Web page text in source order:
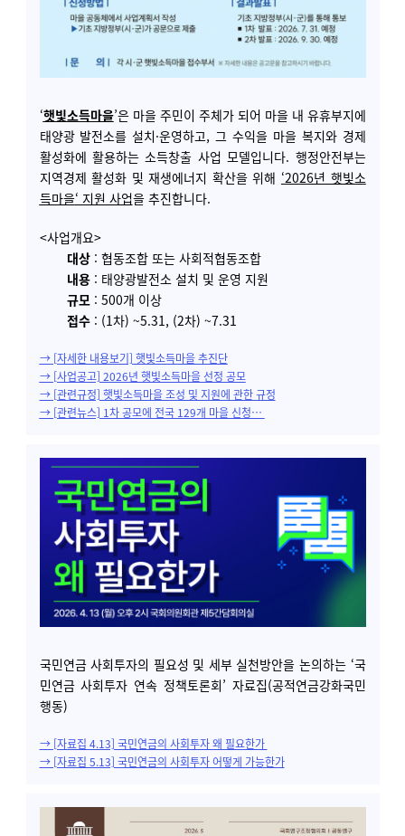
‘햇빛소득마을’은 마을 주민이 주체가 되어 마을 내 유휴부지에
태양광 발전소를 설치·운영하고, 그 수익을 마을 복지와 경제
활성화에 활용하는 소득창출 사업 모델입니다. 행정안전부는
지역경제 활성화 및 재생에너지 확산을 위해 ‘2026년 햇빛소
득마을‘ 지원 사업을 추진합니다.
<사업개요>
대상: 협동조합 또는 사회적협동조합
내용: 태양광발전소 설치 및 운영 지원
규모: 500개 이상
접수: (1차) ~5.31, (2차) ~7.31
→[자세한 내용보기] 햇빛소득마을 추진단
→ [사업공고] 2026년 햇빛소득마을 선정 공모
→ [관련규정] 햇빛소득마을 조성 및 지원에 관한 규정
→ [관련뉴스] 1차 공모에 전국 129개 마을 신청…
국민연금 사회투자의 필요성 및 세부 실천방안을 논의하는 ‘국
민연금 사회투자 연속 정책토론회’ 자료집(공적연금강화국민
행동)
→ [자료집 4.13] 국민연금의 사회투자 왜 필요한가
→ [자료집 5.13] 국민연금의 사회투자 어떻게 가능한가